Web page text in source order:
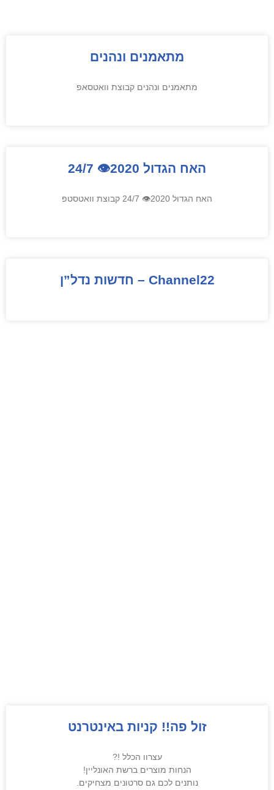
מתאמנים ונהנים
מתאמנים ונהנים קבוצת וואטסאפ
האח הגדול 2020👁 24/7
האח הגדול 2020👁 24/7 קבוצת וואטסטפ
Channel22 – חדשות נדל”ן
זול פה!! קניות באינטרנט
עצרוו הכלל !?
הנחות מוצרים ברשת האונליין!
נותנים לכם גם סרטונים מצחיקים.